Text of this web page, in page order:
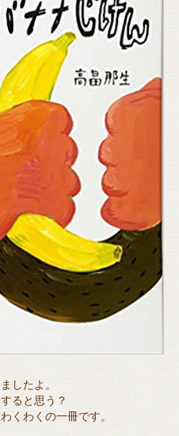
したよ。
ると思う？
くわくの一冊です。